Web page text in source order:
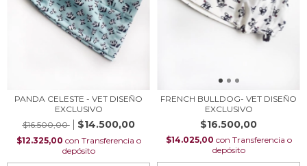
PANDA CELESTE - VET DISEÑO
EXCLUSIVO
$16.500,00
$14.500,00
$12.325,00 con Transferencia o
depósito
FRENCH BULLDOG- VET DISEÑO
EXCLUSIVO
$16.500,00
$14.025,00 con Transferencia o
depósito